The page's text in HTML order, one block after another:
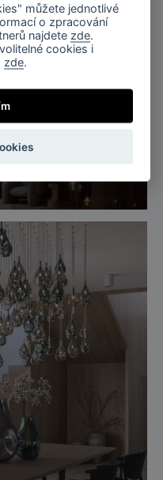
můžete jednotlivé
o zpracování
najdete zde
cookies i
zde